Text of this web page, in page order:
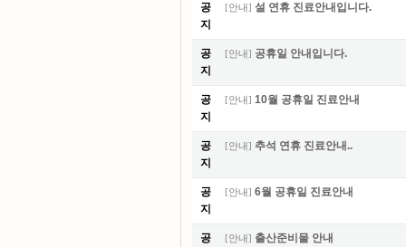
공
지
[안내] 설 연휴 진료안내입니다.
공
지
[안내] 공휴일 안내입니다.
공
지
[안내] 10월 공휴일 진료안내
공
지
[안내] 추석 연휴 진료안내..
공
지
[안내] 6월 공휴일 진료안내
공
[안내] 출산준비물 안내